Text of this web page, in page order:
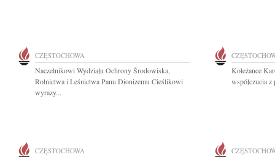
CZĘSTOCHOWA
Naczelnikowi Wydziału Ochrony Środowiska,
Rolnictwa i Leśnictwa Panu Dionizemu Cieślikowi
wyrazy...
Koleżance
współczucia
CZĘSTOCHOWA